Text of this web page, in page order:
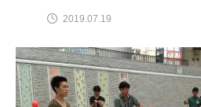
2019.07.19